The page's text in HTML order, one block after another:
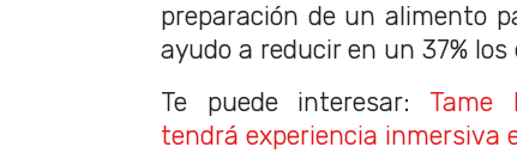
preparación de un alimento
ayudo a reducir en un 37%
Te puede interesar: Tame
tendrá experiencia inmersiva